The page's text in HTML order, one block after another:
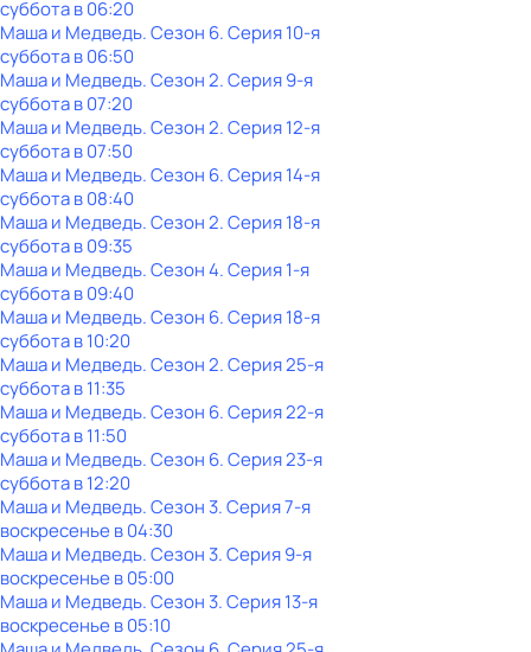
субботав06:20
Маша и Медведь. Сезон 6. Серия 10-я
субботав06:50
Маша и Медведь. Сезон 2. Серия 9-я
субботав07:20
Маша и Медведь. Сезон 2. Серия 12-я
субботав07:50
Маша и Медведь. Сезон 6. Серия 14-я
субботав08:40
Маша и Медведь. Сезон 2. Серия 18-я
субботав09:35
Маша и Медведь. Сезон 4. Серия 1-я
субботав09:40
Маша и Медведь. Сезон 6. Серия 18-я
субботав10:20
Маша и Медведь. Сезон 2. Серия 25-я
субботав11:35
Маша и Медведь. Сезон 6. Серия 22-я
субботав11:50
Маша и Медведь. Сезон 6. Серия 23-я
субботав12:20
Маша и Медведь. Сезон 3. Серия 7-я
воскресенье в04:30
Маша и Медведь. Сезон 3. Серия 9-я
воскресенье в05:00
Маша и Медведь. Сезон 3. Серия 13-я
воскресенье в05:10